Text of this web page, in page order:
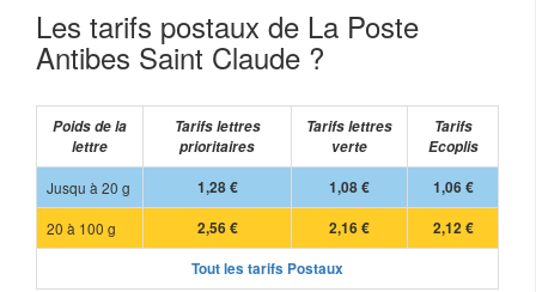
Les tarifs postaux de La Poste
Antibes Saint Claude ?
Poids de la
lettre
Tarifs lettres
prioritaires
Tarifs lettres
verte
Tarifs
Ecoplis
Jusqu à 20 g
1,28 € 1,08 €
1,06 €
20 à 100 g
2,56 € 2,16 €
2,12 €
Tout les tarifs Postaux